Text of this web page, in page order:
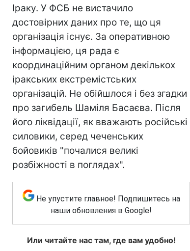
Іраку. У ФСБ не вистачило
достовірних даних про те, що ця
організація існує. За оперативною
інформацією, ця рада є
координаційним органом декількох
іракських екстремістських
організацій. Не обійшлося і без згадки
про загибель Шаміля Басаєва. Після
його ліквідації, як вважають російські
силовики, серед чеченських
бойовиків "почалися великі
розбіжності в поглядах".
Не упустите главное! Подпишитесь на
наши обновления в Google!
Или читайте нас там, где вам удобно!